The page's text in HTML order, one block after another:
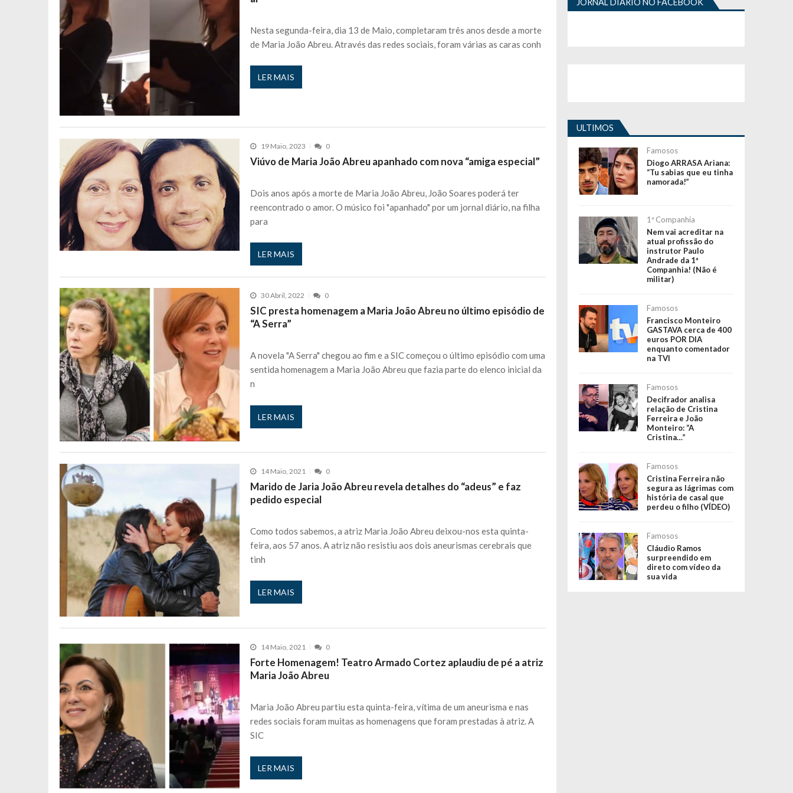
Maria Botelho Moniz coloca ‘pontos nos is’: “Ficou chateado comigo?”
Sara Santos fica em “pânico” durante exercício 27 JANEIRO, 2026
Filipe Delgado volta a imitar o instrutor e é apanhado 27 JANEIRO, 2026
Gonçalo Quinaz CRITICA “dança” de Cláudio Ramos: “É um atentado…”
Catarina Miranda revela “cachet” após entrevista polémica a Flávio Furtado...
PSP já tomou medidas em relação ao homem que pegou fogo à estátua de Cristiano R...
Inês e Dylan divertem fãs com vídeo hilariante
Nem vai acreditar na atual profissão do instrutor Paulo Andrade da 1ª Companhia!...
Francisco Monteiro GASTAVA cerca de 400 euros POR DIA enquanto comentador na TVI
Nesta segunda-feira, dia 13 de Maio, completaram três anos desde a morte
de Maria João Abreu. Através das redes sociais, foram várias as caras conh
LER MAIS
19 Maio, 2023 0
Viúvo de Maria João Abreu apanhado com nova “amiga especial”
Dois anos após a morte de Maria João Abreu, João Soares poderá ter
reencontrado o amor. O músico foi "apanhado" por um jornal diário, na filha
para
LER MAIS
30 Abril, 2022 0
SIC presta homenagem a Maria João Abreu no último episódio de
“A Serra”
A novela "A Serra" chegou ao fim e a SIC começou o último episódio com uma
sentida homenagem a Maria João Abreu que fazia parte do elenco inicial da
n
LER MAIS
14 Maio, 2021 0
Marido de Jaria João Abreu revela detalhes do “adeus” e faz
pedido especial
Como todos sabemos, a atriz Maria João Abreu deixou-nos esta quinta-
feira, aos 57 anos. A atriz não resistiu aos dois aneurismas cerebrais que
tinh
LER MAIS
14 Maio, 2021 0
Forte Homenagem! Teatro Armado Cortez aplaudiu de pé a atriz
Maria João Abreu
Maria João Abreu partiu esta quinta-feira, vítima de um aneurisma e nas
redes sociais foram muitas as homenagens que foram prestadas à atriz. A
SIC
LER MAIS
JORNAL DIÁRIO NO FACEBOOK
ULTIMOS
Famosos
Diogo ARRASA Ariana:
“Tu sabias que eu tinha
namorada!”
1ª Companhia
Nem vai acreditar na
atual profissão do
instrutor Paulo
Andrade da 1ª
Companhia! (Não é
militar)
Famosos
Francisco Monteiro
GASTAVA cerca de 400
euros POR DIA
enquanto comentador
na TVI
Famosos
Decifrador analisa
relação de Cristina
Ferreira e João
Monteiro: “A
Cristina…”
Famosos
Cristina Ferreira não
segura as lágrimas com
história de casal que
perdeu o filho (VÍDEO)
Famosos
Cláudio Ramos
surpreendido em
direto com vídeo da
sua vida